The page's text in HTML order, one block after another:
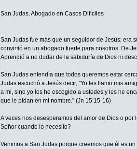
San Judas, Abogado en Casos Difíciles
San Judas fue más que un seguidor de Jesús; era
convirtió en un abogado fuerte para nosotros. De
Aprendió a no dudar de la sabiduría de Dios ni
San Judas entendía que todos queremos estar
Judas escuchó a Jesús decir, "Yo les llamo mis
a mi, sino yo los he escogido a ustedes y les he
que le pidan en mi nombre." (Jn 15:15-16)
A veces nos desesperamos del amor de Dios o
Señor cuando lo necesito?
Venimos a San Judas porque creemos que él es